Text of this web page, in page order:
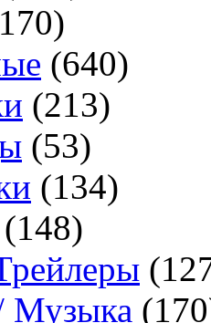
(640)
(213)
(53)
(134)
(148)
Музыка